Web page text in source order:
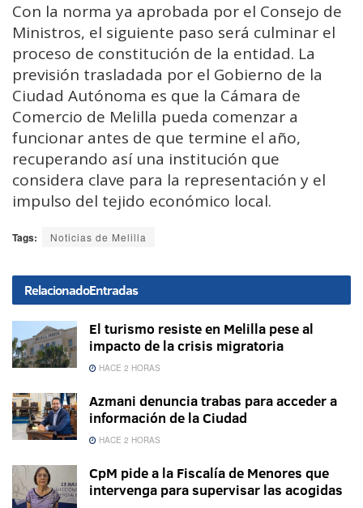
Con la norma ya aprobada por el Consejo de
Ministros, el siguiente paso será culminar el
proceso de constitución de la entidad. La
previsión trasladada por el Gobierno de la
Ciudad Autónoma es que la Cámara de
Comercio de Melilla pueda comenzar a
funcionar antes de que termine el año,
recuperando así una institución que
considera clave para la representación y el
impulso del tejido económico local.
Tags: Noticias de Melilla
RelacionadoEntradas
El turismo resiste en Melilla pese al
impacto de la crisis migratoria
HACE 2 HORAS
Azmani denuncia trabas para acceder a
información de la Ciudad
HACE 2 HORAS
CpM pide a la Fiscalía de Menores que
intervenga para supervisar las acogidas